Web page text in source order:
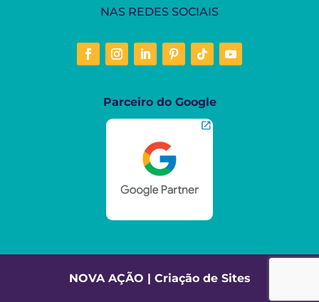
NAS REDES SOCIAIS
Parceiro do Google
NOVA AÇÃO | Criação de Sites